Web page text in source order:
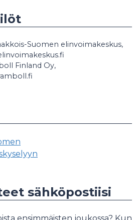
Suomen elinvoimakeskus,
Finland Oy,
sähköpostiisi
ensimmäisten joukossa? Kun